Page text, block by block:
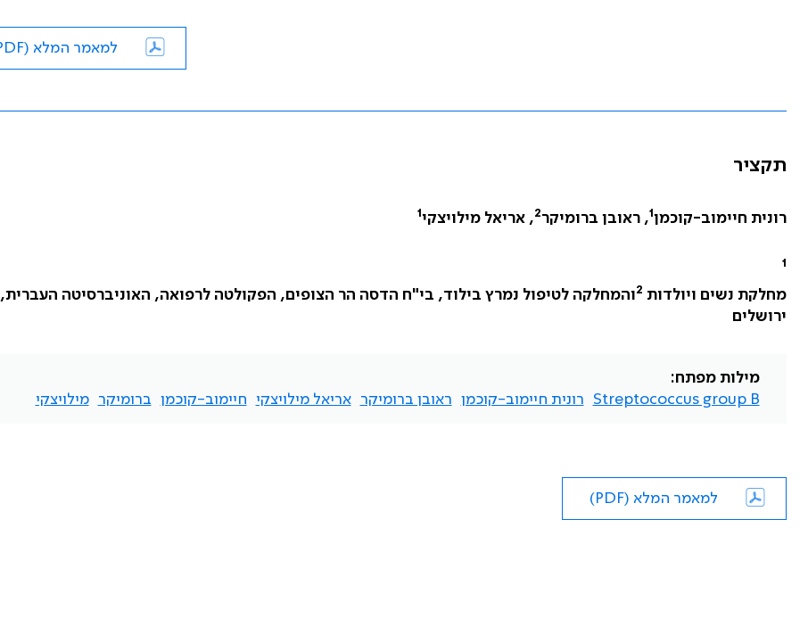
למאמר המלא (PDF)
תקציר
רונית חיימוב-קוכמן1, ראובן ברומיקר2, אריאל מילויצקי1
1
מחלקת נשים ויולדות 2והמחלקה לטיפול נמרץ בילוד, בי"ח הדסה הר הצופים, הפקולטה לרפואה, האוניברסיטה העברית,
ירושלים
מילות מפתח:
Streptococcus group B
רונית חיימוב-קוכמן ראובן ברומיקר אריאל מילויצקי חיימוב-קוכמן ברומיקר מילויצקי
למאמר המלא (PDF)